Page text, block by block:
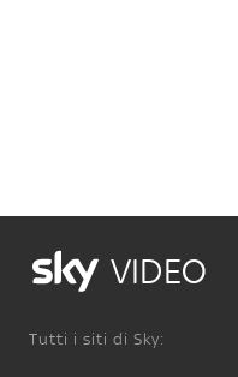
VIDEO
Tutti i siti di Sky: